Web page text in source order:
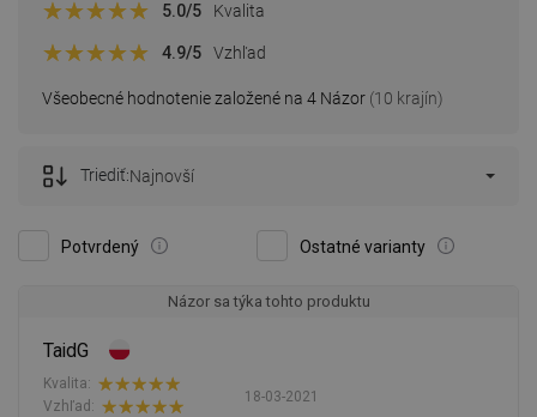
Všeobecné hodnotenie založené na 4 Názor (10 krajín)
5.0/5 Kvalita
4.9/5 Vzhľad
Potvrdený Ostatné varianty
Triediť:Najnovší
Názor sa týka tohto produktu
TaidG
18-03-2021
Kvalita:
Vzhľad: